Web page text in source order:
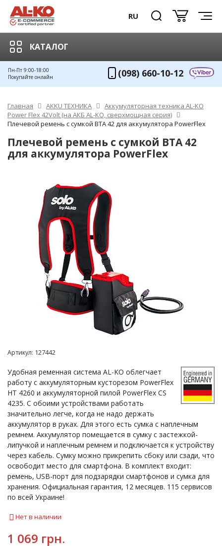
RU
КАТАЛОГ
Пн-Пт 9:00-18:00
Покупайте онлайн
(098) 660-10-12
Главная AKKU ТЕХНИКА
Аккумуляторная техника AL-KO
Power Flex 42Volt (на АКБ AL-KO, сверхмощная серия)
Плечевой ремень с сумкой ВТА 42 для аккумулятора PowerFlex
Плечевой ремень с сумкой ВТА 42
для аккумулятора PowerFlex
Артикул: 127442
Удобная ременная система AL-KO облегчает
работу с аккумуляторным кусторезом PowerFlex
HT 4260 и аккумуляторной пилой PowerFlex CS
4235. С обоими устройствами работать
значительно легче, когда не надо держать
аккумулятор в руках. Для этого есть сумка с наплечным
ремнем. Аккумулятор помещается в сумку с застежкой-
липучкой и наплечным ремнем и подключается к устройству
через кабель. Сумку можно прикрепить сбоку или сзади, что
освободит место для смартфона. В комплект входит:
ремень, USB-порт для подзарядки смартфонов и сумка для
хранения. Официальная гарантия, 12 месяцев. 115 сервисов
по всей Украине!
Нет в наличии
1 069 грн.